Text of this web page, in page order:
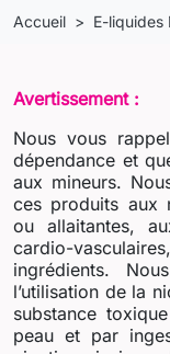
Accueil E-liquides
Avertissement :
Nous vous
dépendance et
aux mineurs.
ces produits aux
ou allaitantes,
cardio-
ingrédients.
l’utilisation de la
substance
peau et par